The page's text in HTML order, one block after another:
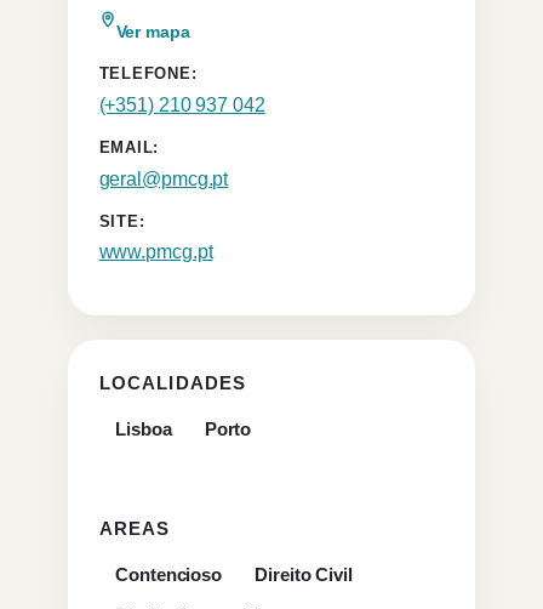
Ver mapa
TELEFONE:
(+351) 210 937 042
EMAIL:
geral@pmcg.pt
SITE:
www.pmcg.pt
LOCALIDADES
Lisboa Porto
AREAS
Contencioso
Direito Civil